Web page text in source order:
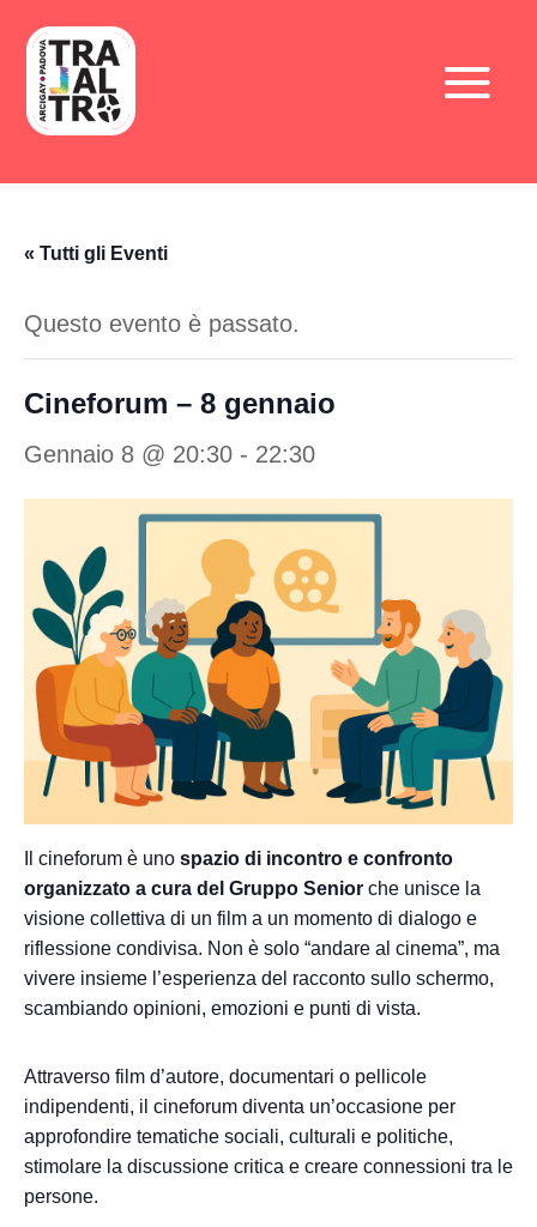
« Tutti gli Eventi
Questo evento è passato.
Cineforum – 8 gennaio
Gennaio 8 @ 20:30 - 22:30
Il cineforum è uno spazio di incontro e confronto
organizzato a cura del Gruppo Senior che unisce la
visione collettiva di un film a un momento di dialogo e
riflessione condivisa. Non è solo “andare al cinema”, ma
vivere insieme l’esperienza del racconto sullo schermo,
scambiando opinioni, emozioni e punti di vista.
Attraverso film d’autore, documentari o pellicole
indipendenti, il cineforum diventa un’occasione per
approfondire tematiche sociali, culturali e politiche,
stimolare la discussione critica e creare connessioni tra le
persone.